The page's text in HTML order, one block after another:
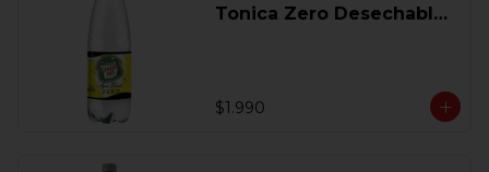
Tonica Zero Desechable
$1.990